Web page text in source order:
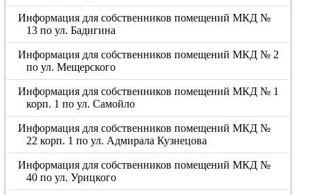
Информация для собственников помещений МКД №
13 по ул. Бадигина
Информация для собственников помещений МКД № 2
по ул. Мещерского
Информация для собственников помещений МКД № 1
корп. 1 по ул. Самойло
Информация для собственников помещений МКД №
22 корп. 1 по ул. Адмирала Кузнецова
Информация для собственников помещений МКД №
40 по ул. Урицкого